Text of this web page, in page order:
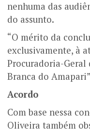
nenhuma das
do assunto.
“O mérito da
exclusivamente, à
Procuradoria-Geral
Branca do
Acordo
Com base nessa
Oliveira também